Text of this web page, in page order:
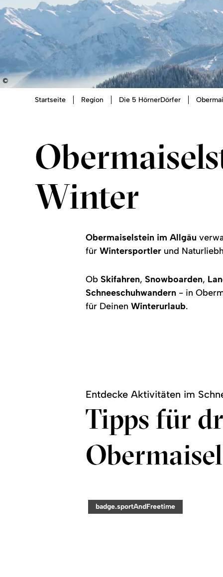
©
Sie
Startseite Region Die 5 HörnerDörfer
Winter
Obermaiselstein im Allgäu
fürWintersportler und
ObSkifahren,Snowboarden,
Schneeschuhwandern - in
für DeinenWinterurlaub.
Entdecke Aktivitäten im
Tipps für
category:
badge.sportAndFreetime
readmore:
Skigebiet
Berg-